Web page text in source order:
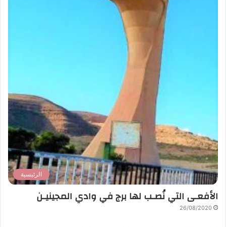
الرئيسية
الأفعـى التي نُصـب لها برج في وادي المجينيـن
26/08/2020